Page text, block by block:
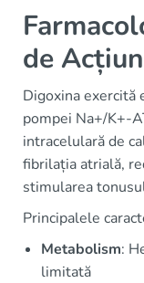
de
Digoxina exercită
pompei Na+/K+-
intracelulară de
fibrilația atrială,
stimularea
Principalele
Metabolism:
limitată